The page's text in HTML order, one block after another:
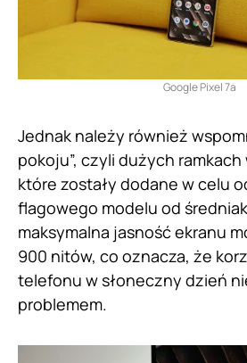
Google Pixel 7a
Jednak należy również
pokoju”, czyli dużych ramkach
które zostały dodane w celu
flagowego modelu od
maksymalna jasność ekranu
900 nitów, co oznacza, że
telefonu w słoneczny dzień
problemem.